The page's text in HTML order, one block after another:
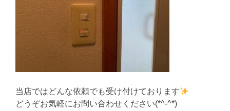
当店ではどんな依頼でも受け付けております
どうぞお気軽にお問い合わせください(*^-^*)